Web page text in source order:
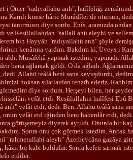
i Ömer "radıyallahü anh", halîfeliği
Karnli kimse hâric Murâdîler de otursun,
tanırmısın diye sordu. Enîs, aramızda
ve Resûlullahdan "sallall ahü aleyhi ve
bin Hayyân "radıyallahü anh" şöyle
kenârına vardım. Bakdım ki, Üveys-i
aldı. Müsâfehâ yapmak istedim, yapmadı.
bana ağlamak geldi. O da ağladı.
dedi. Allahü teâlâ beni sana kavuşdurdu,
noksan sıfatlardan tenzîh ederiz.
diye sordum. Herşeyi bilen, her
vefât etdi. Resûlullahın halîfesi Ebû
anh" vefât etdi, dedi. Ben, Allahü teâlâ sana
vefât etd iğinden beni haberdâr etdi,
görüşemeyiz diyerek ayrıldı. Onunla bir
Sonra onu çok görmek istedim.
"rahmetullahi aleyh" Âzerbeycâna gazâya
hâzır bir kabr buldular. Sonra kefen sarmak
etdiler.